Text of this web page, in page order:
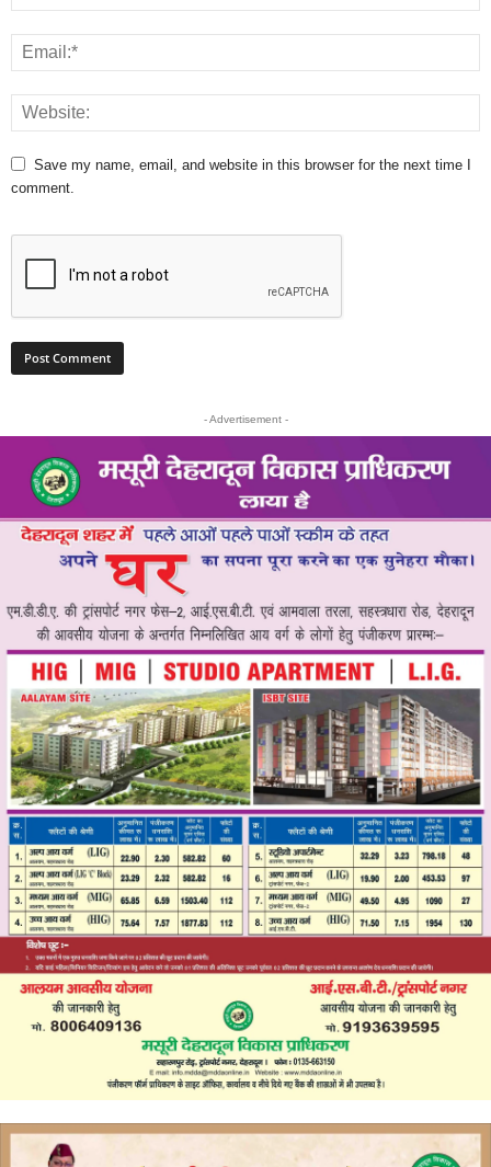
Save my name, email, and website in this browser for the next time I
comment.
- Advertisement -